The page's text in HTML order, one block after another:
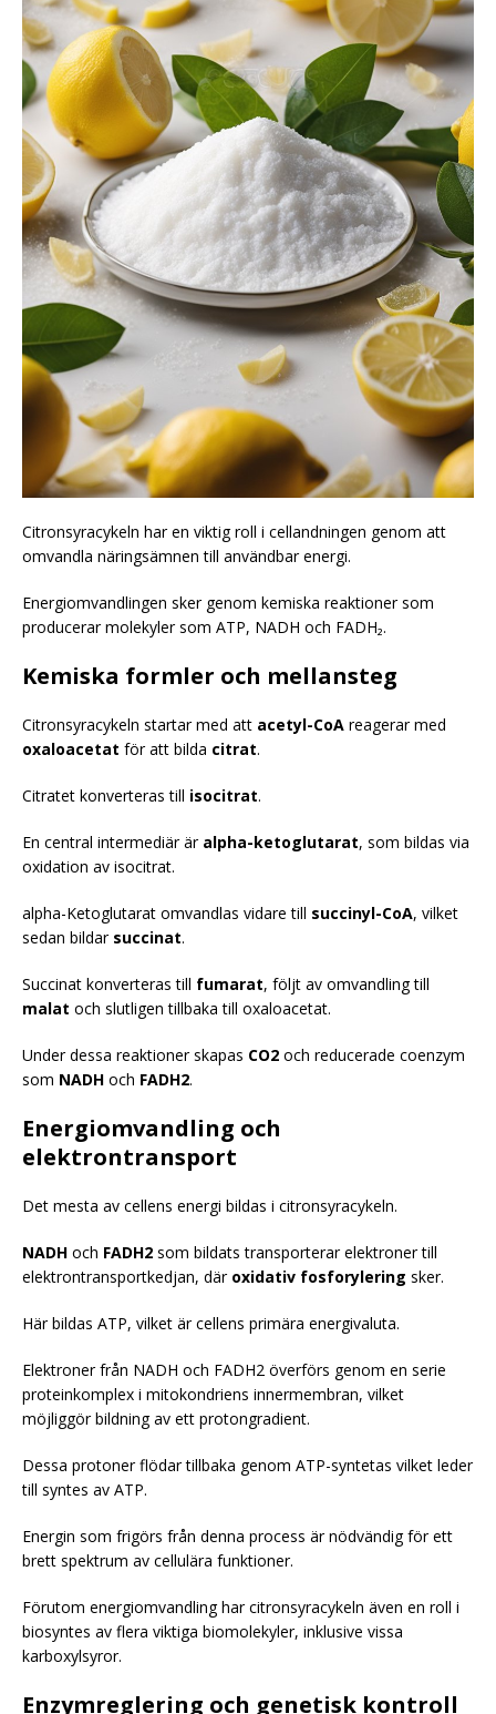
Citronsyracykeln har en viktig roll i cellandningen genom att
omvandla näringsämnen till användbar energi.
Energiomvandlingen sker genom kemiska reaktioner som
producerar molekyler som ATP, NADH och FADH₂.
Kemiska formler och mellansteg
Citronsyracykeln startar med att acetyl-CoA reagerar med
oxaloacetat för att bilda citrat.
Citratet konverteras till isocitrat.
En central intermediär är alpha-ketoglutarat, som bildas via
oxidation av isocitrat.
alpha-Ketoglutarat omvandlas vidare till succinyl-CoA, vilket
sedan bildar succinat.
Succinat konverteras till fumarat, följt av omvandling till
malat och slutligen tillbaka till oxaloacetat.
Under dessa reaktioner skapas CO2 och reducerade coenzym
som NADH och FADH2.
Energiomvandling och
elektrontransport
Det mesta av cellens energi bildas i citronsyracykeln.
NADH och FADH2 som bildats transporterar elektroner till
elektrontransportkedjan, där oxidativ fosforylering sker.
Här bildas ATP, vilket är cellens primära energivaluta.
Elektroner från NADH och FADH2 överförs genom en serie
proteinkomplex i mitokondriens innermembran, vilket
möjliggör bildning av ett protongradient.
Dessa protoner flödar tillbaka genom ATP-syntetas vilket leder
till syntes av ATP.
Energin som frigörs från denna process är nödvändig för ett
brett spektrum av cellulära funktioner.
Förutom energiomvandling har citronsyracykeln även en roll i
biosyntes av flera viktiga biomolekyler, inklusive vissa
karboxylsyror.
Enzymreglering och genetisk kontroll